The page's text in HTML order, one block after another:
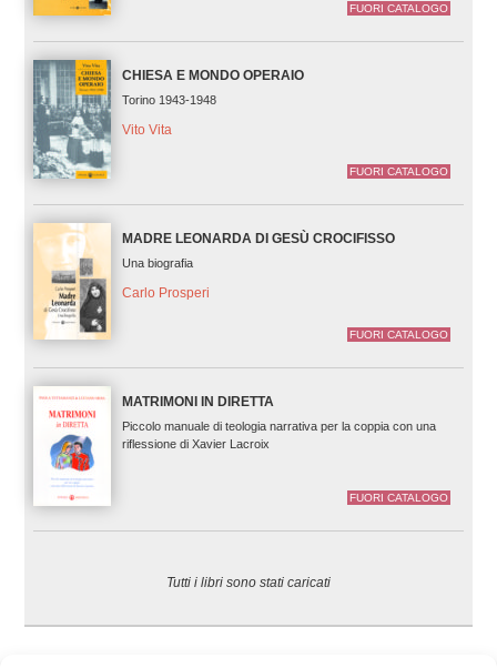
FUORI CATALOGO
CHIESA E MONDO OPERAIO
Torino 1943-1948
Vito Vita
FUORI CATALOGO
MADRE LEONARDA DI GESÙ CROCIFISSO
Una biografia
Carlo Prosperi
FUORI CATALOGO
MATRIMONI IN DIRETTA
Piccolo manuale di teologia narrativa per la coppia con una
riflessione di Xavier Lacroix
FUORI CATALOGO
Tutti i libri sono stati caricati